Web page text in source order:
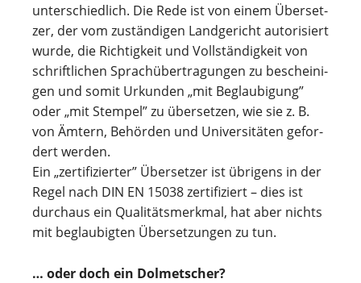
unter­schied­lich. Die Rede ist von einem Über­set­
zer, der vom zustän­di­gen Land­ge­richt auto­ri­siert
wurde, die Rich­tig­keit und Voll­stän­dig­keit von
schrift­li­chen Sprach­über­tra­gun­gen zu beschei­ni­
gen und somit Urkun­den „mit Beglau­bi­gung”
oder „mit Stem­pel” zu über­set­zen, wie sie z. B.
von Ämtern, Behör­den und Uni­ver­si­tä­ten gefor­
dert werden.
Ein „zer­ti­fi­zier­ter” Über­set­zer ist übri­gens in der
Regel nach DIN EN 15038 zer­ti­fi­ziert – dies ist
durch­aus ein Qua­li­täts­merk­mal, hat aber nichts
mit beglau­big­ten Über­set­zun­gen zu tun.
… oder doch ein Dolmetscher?